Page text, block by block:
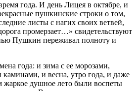
года. И день Лицея в октябре, и
пушкинские строки о том,
листы с нагих своих ветвей,
промерзает…» свидетельствуют
Пушкин переживал полноту и
года: и зима с ее морозами,
и весна, утро года, и даже
душное лето были воспеты